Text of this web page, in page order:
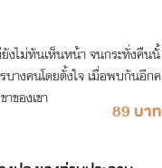
งไม่ทันเห็นหน้า จนกระทั่งคืนนั้
างคนโดยตั้งใจ เมื่อพบกันอีกค
ของเขา
89 บาท